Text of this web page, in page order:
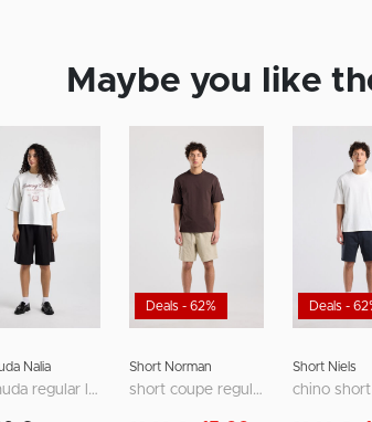
Maybe you like
Nalia
bermuda regular loose fit à taille mi-haute
Deals - 62%
Short Norman
short coupe regular avec poches avant et arrière
Deals -
Short Niels